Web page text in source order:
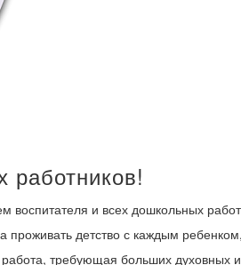
работников!
воспитателя и всех дошкольных
детство с каждым
требующая больших духовных